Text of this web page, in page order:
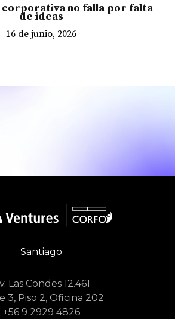
corporativa no falla por falta
de ideas
16 de junio, 2026
Santiago
Las Condes 12.461
3, Piso 2, Oficina 202
+56 9 2929 4826